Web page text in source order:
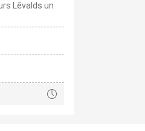
Lēvalds un